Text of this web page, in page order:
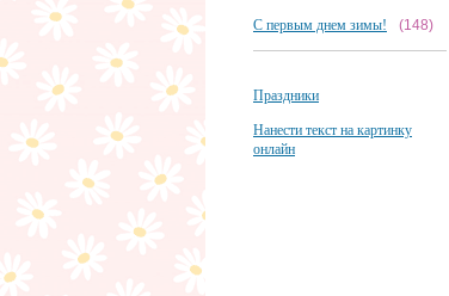
С первым днем зимы! (148)
Праздники
Нанести текст на картинку
онлайн